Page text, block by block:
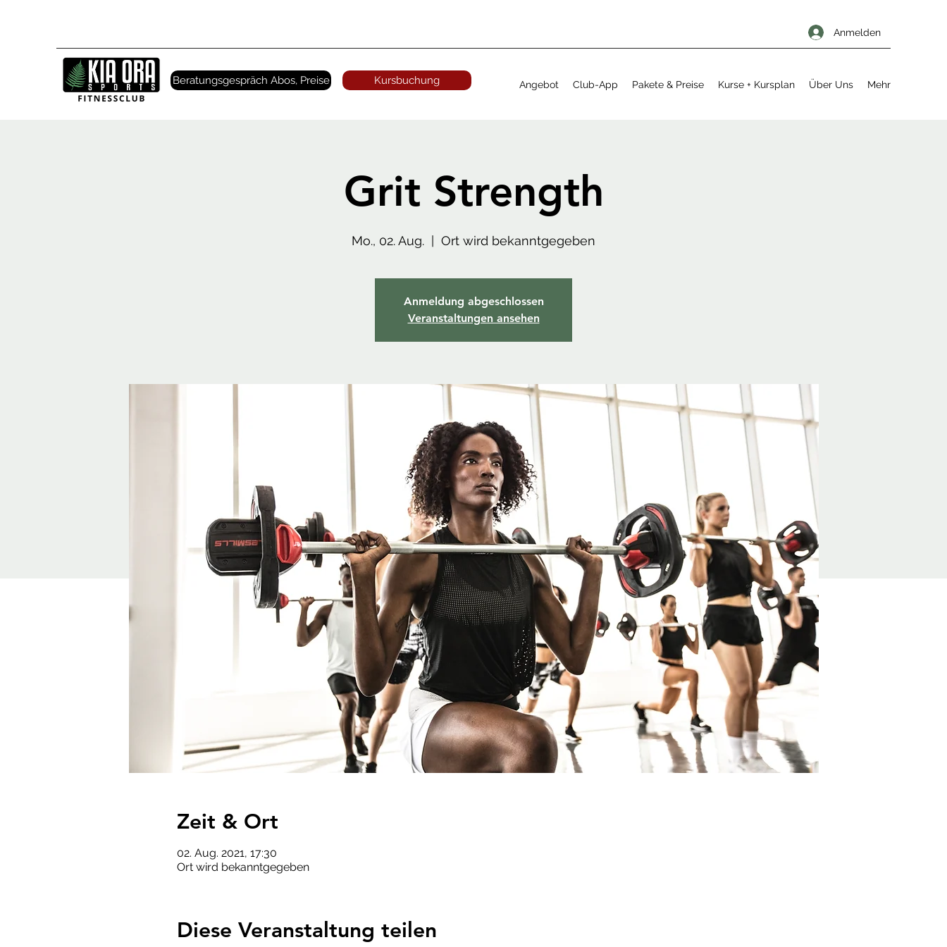
Anmelden
Beratungsgespräch Abos, Preise Kursbuchung Angebot Club-App Pakete & Preise Kurse + Kursplan Über Uns Mehr
Grit Strength
Mo., 02. Aug. Ort wird bekanntgegeben
Anmeldung abgeschlossen
Veranstaltungen ansehen
Zeit & Ort
02. Aug. 2021, 17:30
Ort wird bekanntgegeben
Diese Veranstaltung teilen